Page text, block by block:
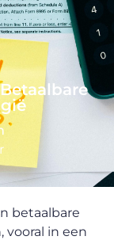
betaalbare
vooral in een